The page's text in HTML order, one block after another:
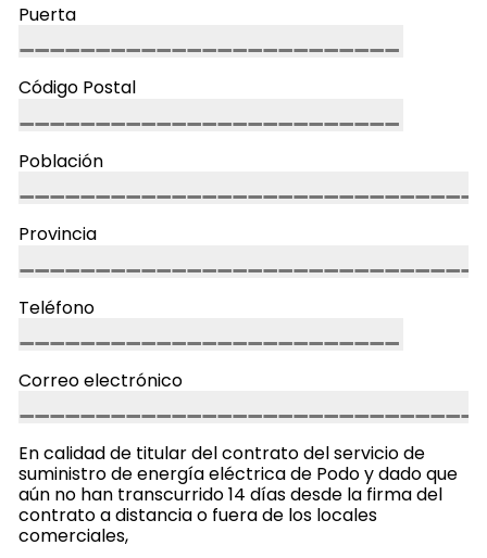
Puerta
Código Postal
Población
Provincia
Teléfono
Correo electrónico
En calidad de titular del contrato del servicio de
suministro de energía eléctrica de Podo y dado que
aún no han transcurrido 14 días desde la firma del
contrato a distancia o fuera de los locales
comerciales,